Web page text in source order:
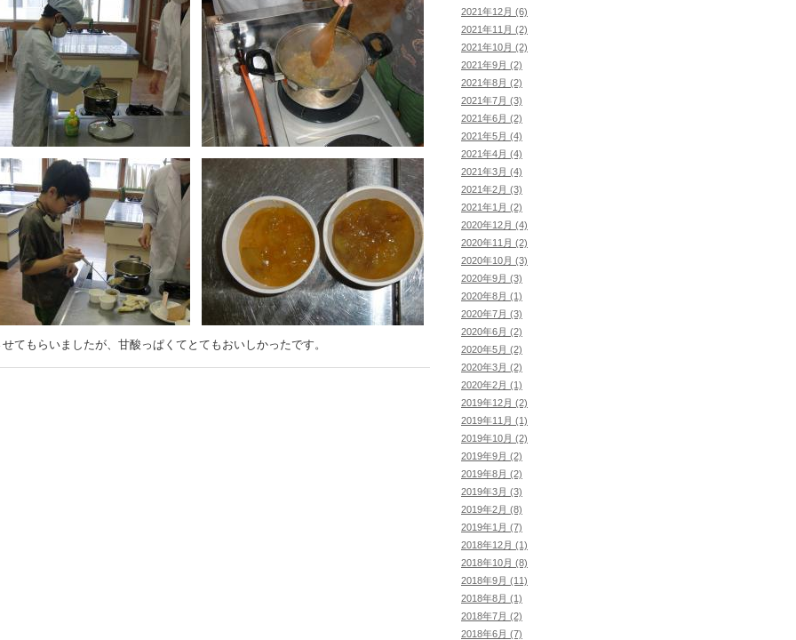
てもらいましたが、甘酸っぱくてとてもおいしかったです。
2021年12月 (6)
2021年11月 (2)
2021年10月 (2)
2021年9月 (2)
2021年8月 (2)
2021年7月 (3)
2021年6月 (2)
2021年5月 (4)
2021年4月 (4)
2021年3月 (4)
2021年2月 (3)
2021年1月 (2)
2020年12月 (4)
2020年11月 (2)
2020年10月 (3)
2020年9月 (3)
2020年8月 (1)
2020年7月 (3)
2020年6月 (2)
2020年5月 (2)
2020年3月 (2)
2020年2月 (1)
2019年12月 (2)
2019年11月 (1)
2019年10月 (2)
2019年9月 (2)
2019年8月 (2)
2019年3月 (3)
2019年2月 (8)
2019年1月 (7)
2018年12月 (1)
2018年10月 (8)
2018年9月 (11)
2018年8月 (1)
2018年7月 (2)
2018年6月 (7)